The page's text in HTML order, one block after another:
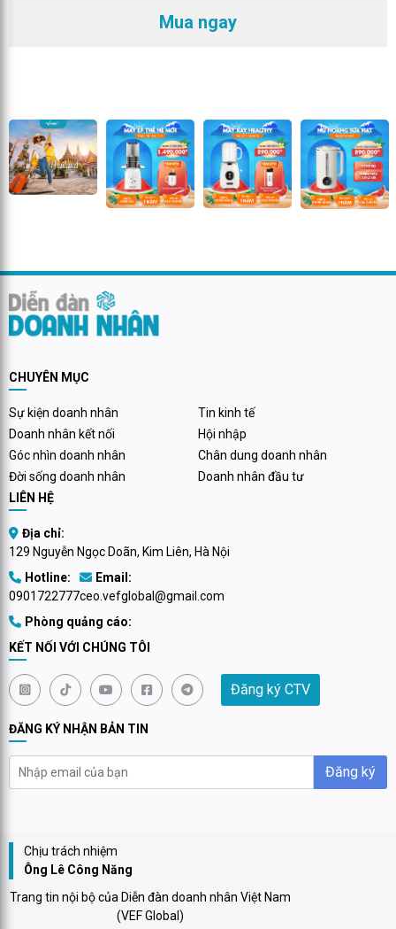
Mua ngay
CHUYÊN MỤC
Sự kiện doanh nhân
Tin kinh tế
Doanh nhân kết nối
Hội nhập
Góc nhìn doanh nhân
Chân dung doanh nhân
Đời sống doanh nhân
Doanh nhân đầu tư
LIÊN HỆ
Địa chỉ:
129 Nguyễn Ngọc Doãn, Kim Liên, Hà Nội
Hotline:
0901722777
Email:
ceo.vefglobal@gmail.com
Phòng quảng cáo:
KẾT NỐI VỚI CHÚNG TÔI
Đăng ký CTV
ĐĂNG KÝ NHẬN BẢN TIN
Đăng ký
Chịu trách nhiệm
Ông Lê Công Năng
Trang tin nội bộ của Diễn đàn doanh nhân Việt Nam
(VEF Global)